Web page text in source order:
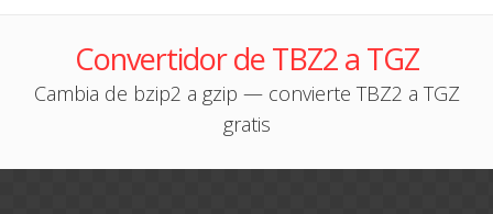
Convertidor de TBZ2 a TGZ
Cambia de bzip2 a gzip — convierte TBZ2 a TGZ
gratis